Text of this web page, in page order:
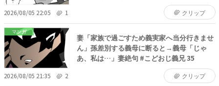
2026/08/05 22:05 1 クリップ
マンガ
妻「家族で過ごすため義実家へ当分行きませ
ん」孫差別する義母に断ると→義母「じゃ
あ、私は…」妻絶句 #こどおじ義兄 35
2026/08/05 21:35 2 クリップ